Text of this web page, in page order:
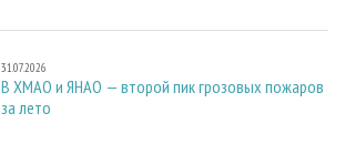
31.07.2026
В ХМАО и ЯНАО — второй пик грозовых пожаров
за лето